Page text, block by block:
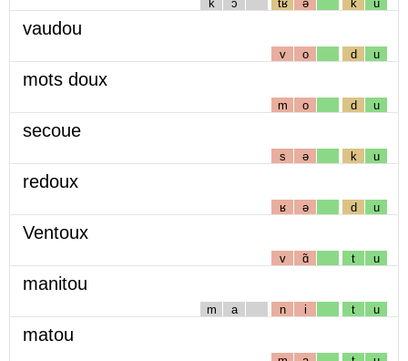
k ɔ̃ tʁ ə k u
vaudou
v o d u
mots doux
m o d u
secoue
s ə k u
redoux
ʁ ə d u
Ventoux
v ɑ̃ t u
manitou
m a n i t u
matou